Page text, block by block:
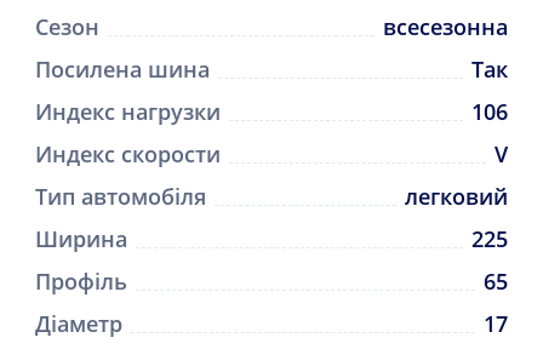
Сезон
всесезонна
Посилена шина
Так
Индекс нагрузки
106
Индекс скорости
V
Тип автомобіля
легковий
Ширина
225
Профіль
65
Діаметр
17